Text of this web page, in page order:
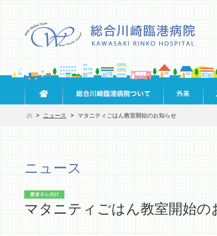
ニュース マタニティごはん教室開始のお知らせ
ニュース
マタニティごはん教室開始の